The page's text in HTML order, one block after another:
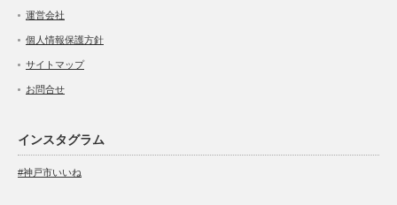
運営会社
個人情報保護方針
サイトマップ
お問合せ
インスタグラム
#神戸市いいね